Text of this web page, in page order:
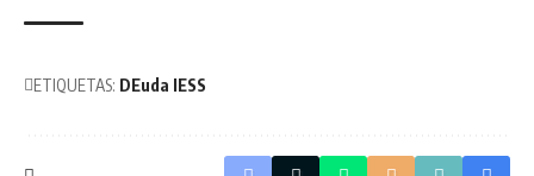
ETIQUETAS: DEuda IESS